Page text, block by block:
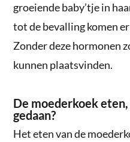
groeiende baby’tje in
tot de bevalling komen
Zonder deze hormonen
kunnen plaatsvinden.
De moederkoek
gedaan?
Het eten van de